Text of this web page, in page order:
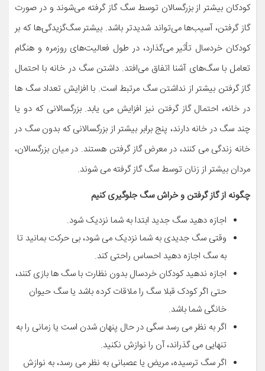
کودکان بیشتر از بزرگسالان توسط سگ گاز گرفته می‌شوند و در صورت
گاز گرفتن، آسیب‌ها می‌تواند شدیدتر باشد. بیشتر سگ‌گزیدگی‌ها که بر
کودکان خردسال تأثیر می‌گذارد، در طول فعالیت‌های روزمره و هنگام
تعامل با سگ‌های آشنا اتفاق می‌افتد. داشتن سگ در خانه با احتمال
گاز گرفتن بیشتر از نداشتن سگ مرتبط است. با افزایش تعداد سگ ها
در خانه، احتمال گاز گرفتن نیز افزایش می یابد. بزرگسالانی که دو یا
چند سگ در خانه دارند، پنج برابر بیشتر از بزرگسالانی که بدون سگ در
خانه زندگی می کنند، در معرض گاز گرفتن هستند. در میان بزرگسالان،
مردان بیشتر از زنان توسط سگ گاز گرفته می شوند.
چگونه از گاز گرفتن و خراش سگ جلوگیری کنیم
اجازه دهید سگ جدید ابتدا به شما نزدیک شود.
وقتی سگ جدیدی به شما نزدیک می شود، بی حرکت بمانید تا
به سگ اجازه دهید احساس راحتی کند.
اجازه ندهید کودکان خردسال بدون نظارت با سگ ها بازی کنند،
حتی اگر کودک قبلا سگ را ملاقات کرده باشد یا سگ حیوان
خانگی شما باشد.
اگر به نظر می رسد سگی در حال پنهان شدن است یا زمانی را به
تنهایی می گذراند، آن را نوازش نکنید.
اگر سگ ترسیده، مریض یا عصبانی به نظر می رسد، به نوازش